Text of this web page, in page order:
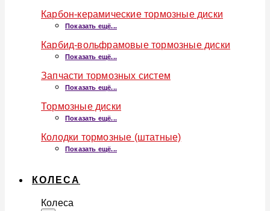
Карбон-керамические тормозные диски
Показать ещё...
Карбид-вольфрамовые тормозные диски
Показать ещё...
Запчасти тормозных систем
Показать ещё...
Тормозные диски
Показать ещё...
Колодки тормозные (штатные)
Показать ещё...
КОЛЕСА
Колеса